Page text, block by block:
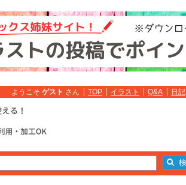
ようこそ ゲスト さん TOP イラスト Q&A 日記